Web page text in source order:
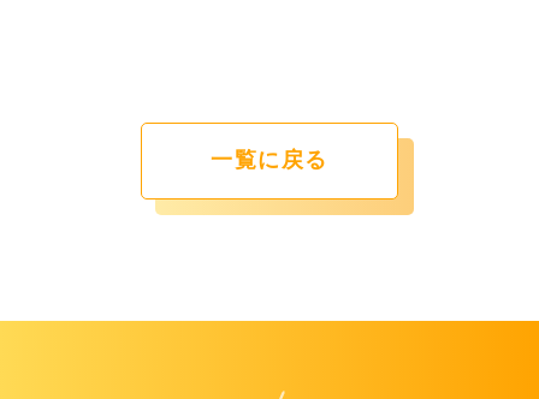
一覧に戻る